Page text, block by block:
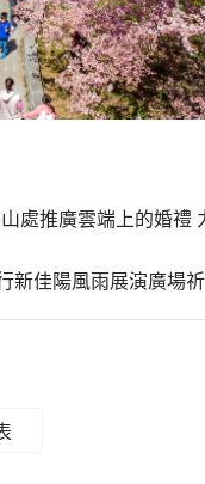
處推廣雲端上的婚禮
新佳陽風雨展演廣場